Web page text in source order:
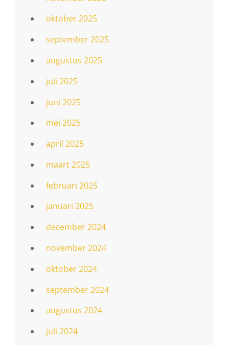
oktober 2025
september 2025
augustus 2025
juli 2025
juni 2025
mei 2025
april 2025
maart 2025
februari 2025
januari 2025
december 2024
november 2024
oktober 2024
september 2024
augustus 2024
juli 2024